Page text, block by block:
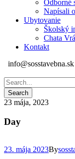
Odborné
Napísali
Ubytovanie
Školský
Chata
Kontakt
info@sosstavebna.sk
23 mája, 2023
Day
23. mája 2023By